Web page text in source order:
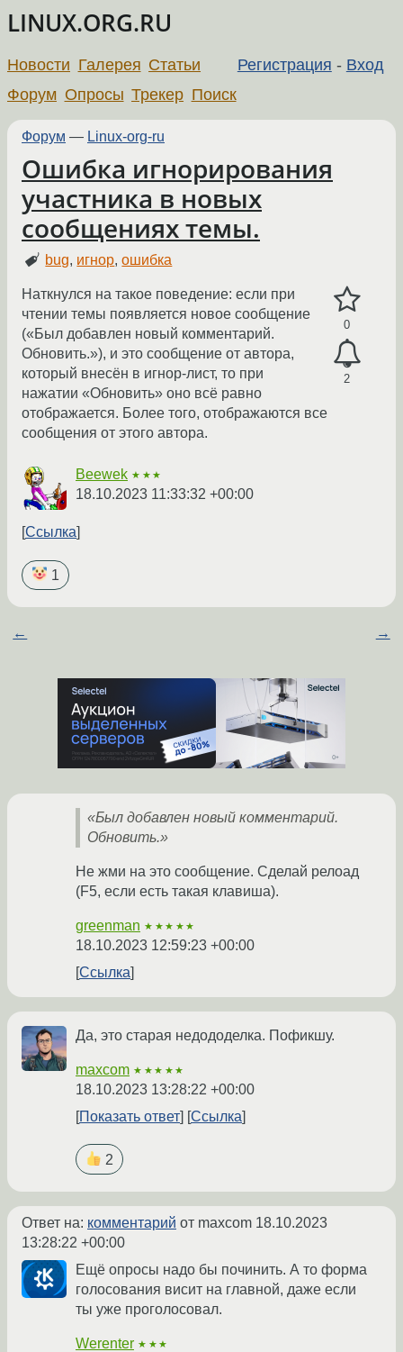
LINUX.ORG.RU
Регистрация - Вход
Новости Галерея Статьи
Форум Опросы Трекер Поиск
Форум — Linux-org-ru
Ошибка игнорирования
участника в новых
сообщениях темы.
bug, игнор,ошибка
0
2
Наткнулся на такое поведение: если при
чтении темы появляется новое сообщение
(«Был добавлен новый комментарий.
Обновить.»), и это сообщение от автора,
который внесён в игнор-лист, то при
нажатии «Обновить» оно всё равно
отображается. Более того, отображаются все
сообщения от этого автора.
Beewek ★★★
18.10.2023 11:33:32 +00:00
Ссылка
1
← →
«Был добавлен новый комментарий.
Обновить.»
Не жми на это сообщение. Сделай релоад
(F5, если есть такая клавиша).
greenman ★★★★★
18.10.2023 12:59:23 +00:00
Ссылка
Да, это старая недододелка. Пофикшу.
maxcom ★★★★★
18.10.2023 13:28:22 +00:00
Показать ответ
Ссылка
2
Ответ на: комментарий от maxcom 18.10.2023
13:28:22 +00:00
Ещё опросы надо бы починить. А то форма
голосования висит на главной, даже если
ты уже проголосовал.
Werenter ★★★